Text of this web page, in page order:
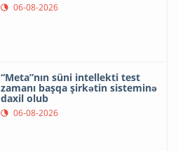
06-08-2026
“Meta”nın süni intellekti test
zamanı başqa şirkətin sisteminə
daxil olub
06-08-2026